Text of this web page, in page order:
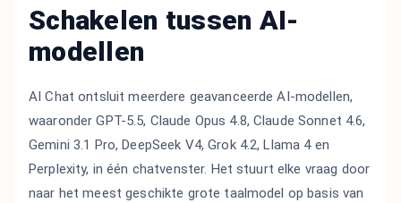
Schakelen tussen AI-
modellen
AI Chat ontsluit meerdere geavanceerde AI-modellen,
waaronder GPT-5.5, Claude Opus 4.8, Claude Sonnet 4.6,
Gemini 3.1 Pro, DeepSeek V4, Grok 4.2, Llama 4 en
Perplexity, in één chatvenster. Het stuurt elke vraag door
naar het meest geschikte grote taalmodel op basis van